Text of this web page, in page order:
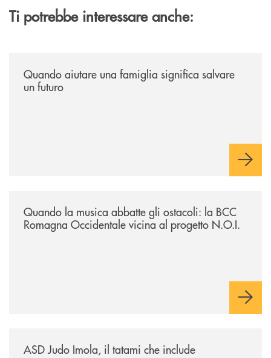
Ti potrebbe interessare anche:
Quando aiutare una famiglia significa salvare
un futuro
Quando la musica abbatte gli ostacoli: la BCC
Romagna Occidentale vicina al progetto N.O.I.
ASD Judo Imola, il tatami che include